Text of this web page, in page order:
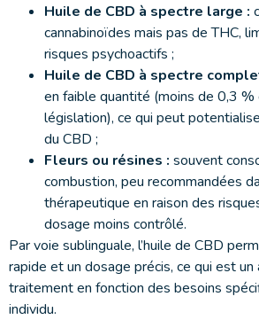
Huile de CBD à spectre large :
cannabinoïdes mais pas de THC,
risques psychoactifs ;
Huile de CBD à spectre
en faible quantité (moins de 0,3 %
législation), ce qui peut
du CBD ;
Fleurs ou résines : souvent
combustion, peu recommandées
thérapeutique en raison des
dosage moins contrôlé.
Par voie sublinguale, l’huile de CBD
rapide et un dosage précis, ce qui est
traitement en fonction des besoins
individu.